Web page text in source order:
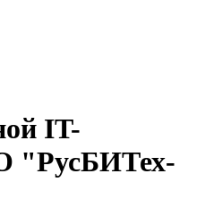
IT-
"РусБИТех-